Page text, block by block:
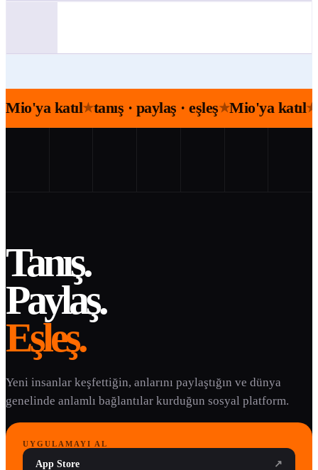
Mio'ya katıl★tanış · paylaş · eşleş★Mio'ya katıl★
Tanış.
Paylaş.
Eşleş.
Yeni insanlar keşfettiğin, anlarını paylaştığın ve dünya
genelinde anlamlı bağlantılar kurduğun sosyal platform.
UYGULAMAYI AL
App Store ↗